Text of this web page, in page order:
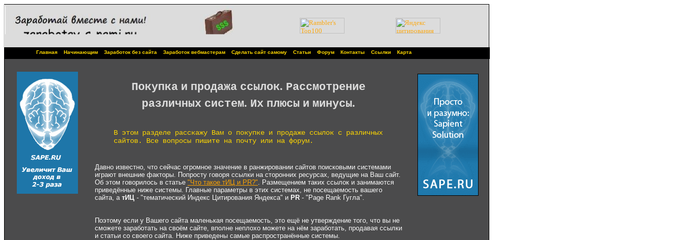
Главная Начинающим Заработок без сайта Заработок вебмастерам Сделать сайт самому Статьи Форум Контакты Ссылки Карта
Покупка и продажа ссылок. Рассмотрение
различных систем. Их плюсы и минусы.
В этом разделе расскажу Вам о покупке и продаже ссылок с различных
сайтов. Все вопросы пишите на почту или на форум.
Давно известно, что сейчас огромное значение в ранжировании сайтов поисковыми системами
играют внешние факторы. Попросту говоря ссылки на сторонних ресурсах, ведущие на Ваш сайт.
Об этом говорилось в статье "Что такое тИЦ и PR?". Размещением таких ссылок и занимаются
приведённые ниже системы. Главные параметры в этих системах, не посещаемость вашего
сайта, а тИЦ - "тематический Индекс Цитирования Яндекса" и PR - "Page Rank Гугла".
Поэтому если у Вашего сайта маленькая посещаемость, это ещё не утверждение того, что вы не
сможете заработать на своём сайте, вполне неплохо можете на нём заработать, продавая ссылки
и статьи со своего сайта. Ниже приведены самые распространённые системы.